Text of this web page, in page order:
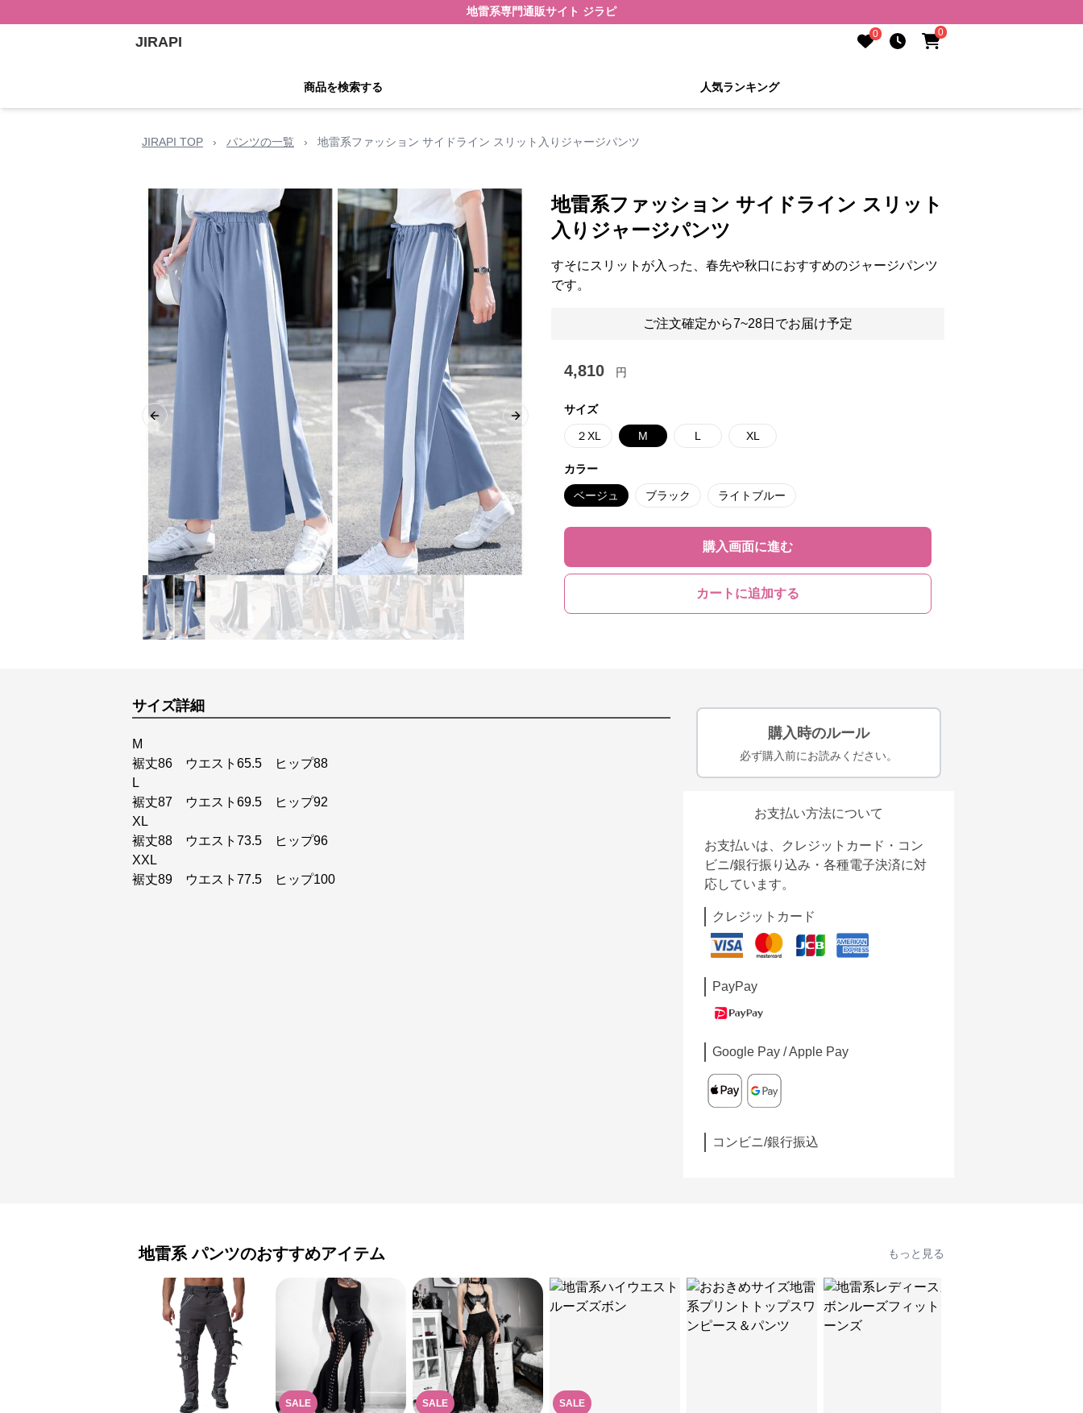
地雷系専門通販サイト ジラピ
JIRAPI 0 0
商品を検索する 人気ランキング
JIRAPI TOP › パンツの一覧 › 地雷系ファッション サイドライン スリット入りジャージパンツ
Previous slide Next slide
地雷系ファッション サイドライン スリット
入りジャージパンツ
すそにスリットが入った、春先や秋口におすすめのジャージパンツ
です。
ご注文確定から7~28日でお届け予定
4,810 円
サイズ
２XL M L XL
カラー
ベージュ ブラック ライトブルー
購入画面に進む
カートに追加する
サイズ詳細
M
裾丈86 ウエスト65.5 ヒップ88
L
裾丈87 ウエスト69.5 ヒップ92
XL
裾丈88 ウエスト73.5 ヒップ96
XXL
裾丈89 ウエスト77.5 ヒップ100
購入時のルール
必ず購入前にお読みください。
お支払い方法について
お支払いは、クレジットカード・コン
ビニ/銀行振り込み・各種電子決済に対
応しています。
クレジットカード
PayPay
Google Pay / Apple Pay
コンビニ/銀行振込
地雷系 パンツのおすすめアイテム もっと見る
SALE SALE SALE